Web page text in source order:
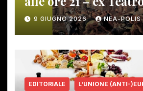
Gambassi Terme –
9 GIUGNO 2026 NEA-POLIS
EDITORIALE L'UNIONE (ANTI-